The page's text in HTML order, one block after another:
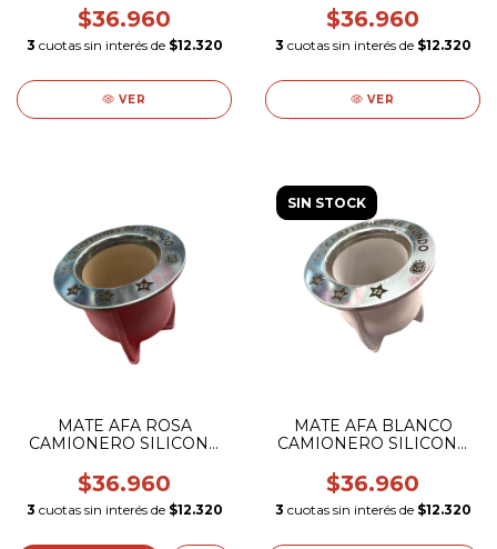
$36.960
3 cuotas sin interés de $12.320
VER
$36.960
3 cuotas sin interés de $12.320
VER
MATE AFA ROSA
CAMIONERO SILICONA
$36.960
3 cuotas sin interés de $12.320
SIN STOCK
MATE AFA BLANCO
CAMIONERO SILICONA
$36.960
3 cuotas sin interés de $12.320